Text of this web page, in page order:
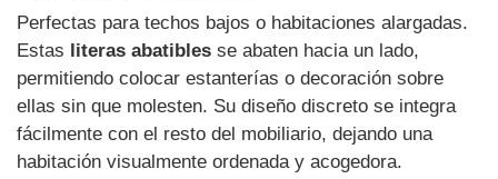
Perfectas para techos bajos o habitaciones alargadas.
Estas literas abatibles se abaten hacia un lado,
permitiendo colocar estanterías o decoración sobre
ellas sin que molesten. Su diseño discreto se integra
fácilmente con el resto del mobiliario, dejando una
habitación visualmente ordenada y acogedora.